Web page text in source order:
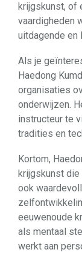
krijgskunst, of
vaardigheden
uitdagende en
Als je
Haedong
organisaties
onderwijzen.
instructeur te
tradities en
Kortom,
krijgskunst die
ook
eeuwenoude
als mentaal
werkt aan